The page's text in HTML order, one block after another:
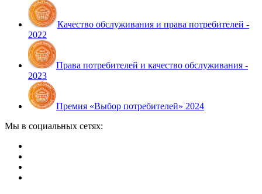
Качество обслуживания и права потребителей -
2022
Права потребителей и качество обслуживания -
2023
Премия «Выбор потребителей» 2024
Мы в социальных сетях: